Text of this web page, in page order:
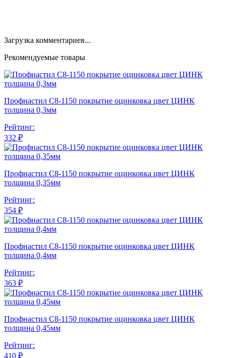
Загрузка комментариев...
Рекомендуемые товары
Профнастил С8-1150 покрытие оцинковка цвет ЦИНК
толщина 0,3мм
Рейтинг:
332 ₽
Профнастил С8-1150 покрытие оцинковка цвет ЦИНК
толщина 0,35мм
Рейтинг:
354 ₽
Профнастил С8-1150 покрытие оцинковка цвет ЦИНК
толщина 0,4мм
Рейтинг:
363 ₽
Профнастил С8-1150 покрытие оцинковка цвет ЦИНК
толщина 0,45мм
Рейтинг:
410 ₽